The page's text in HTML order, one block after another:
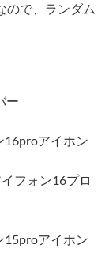
ので、ランダム
ー
16proアイホン
フォン16プロ
15proアイホン